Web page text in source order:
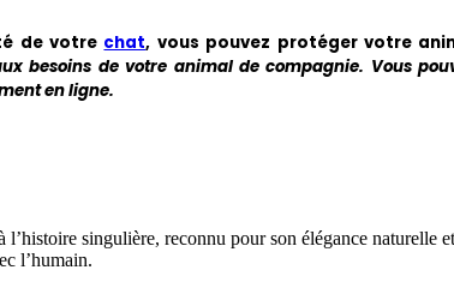
de votre chat, vous pouvez protéger votre
besoins de votre animal de compagnie. Vous
en ligne.
singulière, reconnu pour son élégance
l’humain.